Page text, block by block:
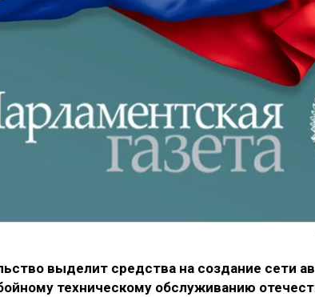
выделит средства на создание сети
техническому обслуживанию